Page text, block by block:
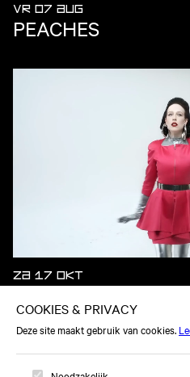
VR 07 AUG
PEACHES
ZA 17 OKT